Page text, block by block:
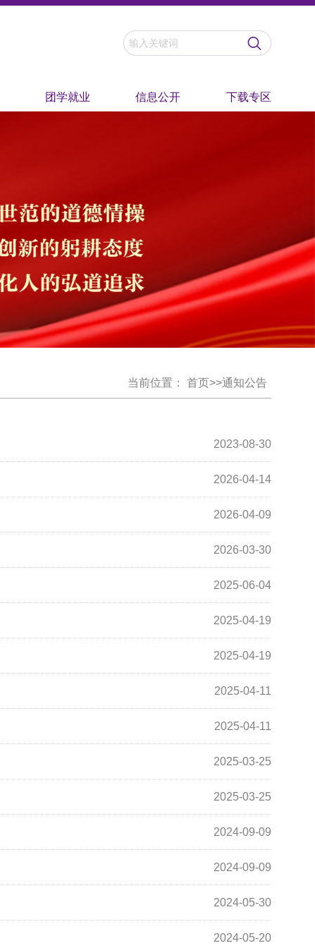
团学就业 信息公开 下载专区
当前位置： 首页>>通知公告
2023-08-30
2026-04-14
2026-04-09
2026-03-30
2025-06-04
2025-04-19
2025-04-19
2025-04-11
2025-04-11
2025-03-25
2025-03-25
2024-09-09
2024-09-09
2024-05-30
2024-05-20